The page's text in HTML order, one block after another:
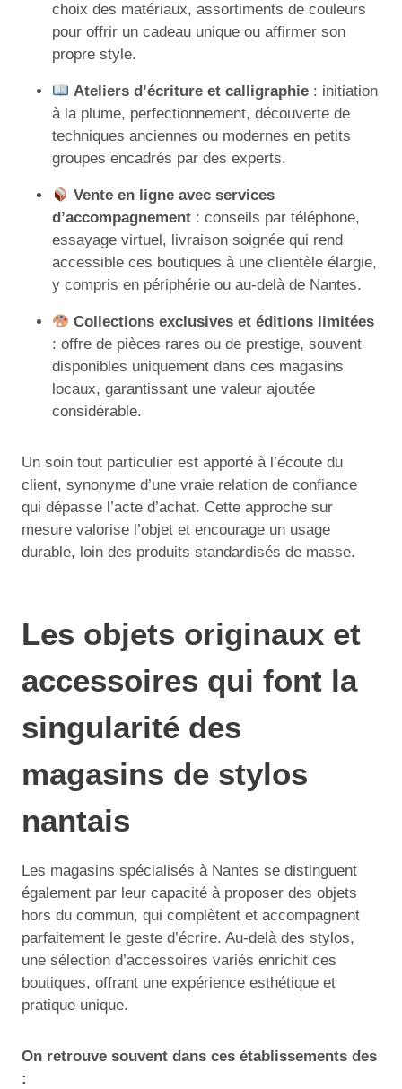
choix des matériaux, assortiments de couleurs
pour offrir un cadeau unique ou affirmer son
propre style.
Ateliers d’écriture et calligraphie : initiation
à la plume, perfectionnement, découverte de
techniques anciennes ou modernes en petits
groupes encadrés par des experts.
Vente en ligne avec services
d’accompagnement : conseils par téléphone,
essayage virtuel, livraison soignée qui rend
accessible ces boutiques à une clientèle élargie,
y compris en périphérie ou au-delà de Nantes.
Collections exclusives et éditions limitées
: offre de pièces rares ou de prestige, souvent
disponibles uniquement dans ces magasins
locaux, garantissant une valeur ajoutée
considérable.
Un soin tout particulier est apporté à l’écoute du
client, synonyme d’une vraie relation de confiance
qui dépasse l’acte d’achat. Cette approche sur
mesure valorise l’objet et encourage un usage
durable, loin des produits standardisés de masse.
Les objets originaux et
accessoires qui font la
singularité des
magasins de stylos
nantais
Les magasins spécialisés à Nantes se distinguent
également par leur capacité à proposer des objets
hors du commun, qui complètent et accompagnent
parfaitement le geste d’écrire. Au-delà des stylos,
une sélection d’accessoires variés enrichit ces
boutiques, offrant une expérience esthétique et
pratique unique.
On retrouve souvent dans ces établissements des
: